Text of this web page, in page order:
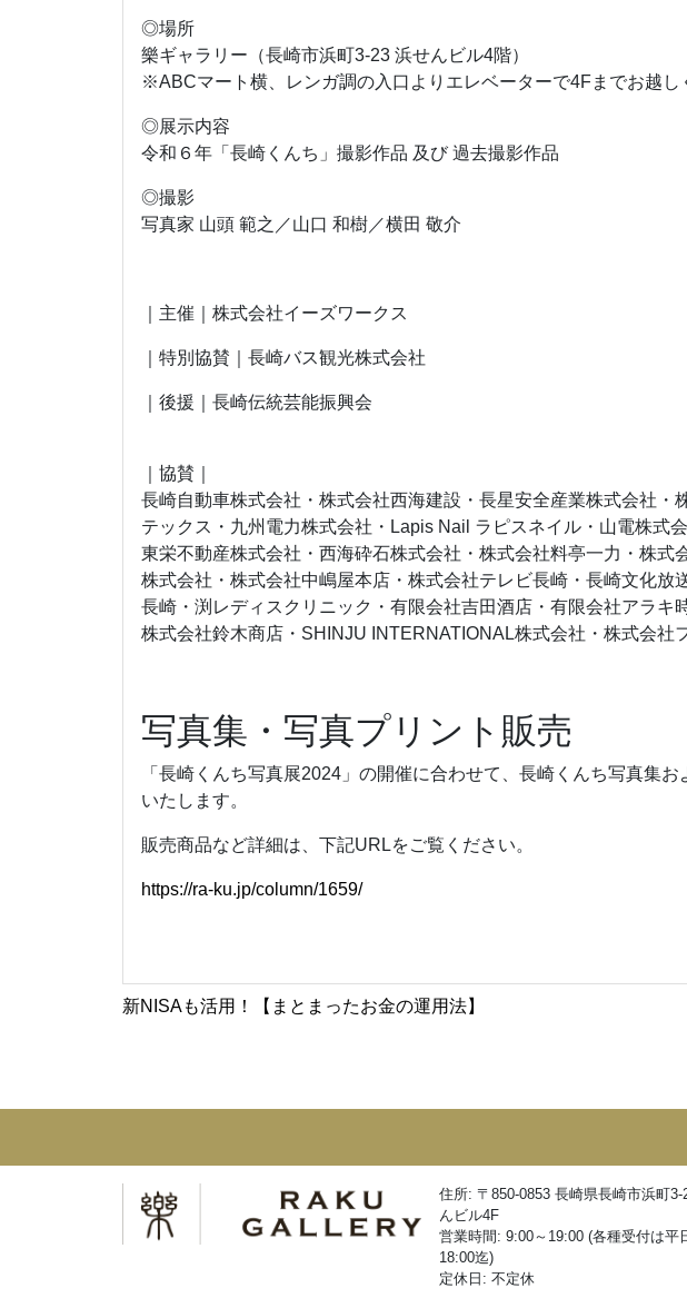
◎場所
樂ギャラリー（長崎市浜町3-23 浜せんビル4階）
※ABCマート横、レンガ調の入口よりエレベーターで4Fまでお越し
◎展示内容
令和６年「長崎くんち」撮影作品 及び 過去撮影作品
◎撮影
写真家 山頭 範之／山口 和樹／横田 敬介
｜主催｜株式会社イーズワークス
｜特別協賛｜長崎バス観光株式会社
｜後援｜長崎伝統芸能振興会
｜協賛｜
長崎自動車株式会社・株式会社西海建設・長星安全産業株式会社・
テックス・九州電力株式会社・Lapis Nail ラピスネイル・山電株式
東栄不動産株式会社・西海砕石株式会社・株式会社料亭一力・株式
株式会社・株式会社中嶋屋本店・株式会社テレビ長崎・長崎文化放
長崎・渕レディスクリニック・有限会社吉田酒店・有限会社アラキ
株式会社鈴木商店・SHINJU INTERNATIONAL株式会社・株式会社
写真集・写真プリント販売
「長崎くんち写真展2024」の開催に合わせて、長崎くんち写真集
いたします。
販売商品など詳細は、下記URLをご覧ください。
https://ra-ku.jp/column/1659/
新NISAも活用！【まとまったお金の運用法】
住所: 〒850-0853 長崎県長崎市浜町3-
んビル4F
営業時間: 9:00～19:00 (各種受付は平
18:00迄)
定休日: 不定休